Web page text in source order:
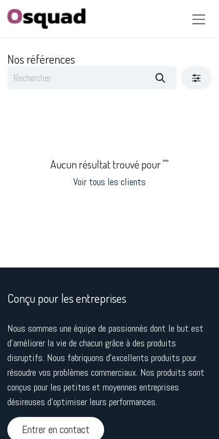
Se rendre au contenu
Nos références
Aucun résultat trouvé pour ""
Voir tous les clients
Conçu pour les entreprises
Nous sommes une équipe de passionnés dont le but est
d'améliorer la vie de chacun grâce à des produits
disruptifs. Nous fabriquons d'excellents produits pour
résoudre vos problèmes commerciaux. Nos produits sont
conçus pour les petites et moyennes entreprises
désireuses d'optimiser leurs performances.
Entrer en contact